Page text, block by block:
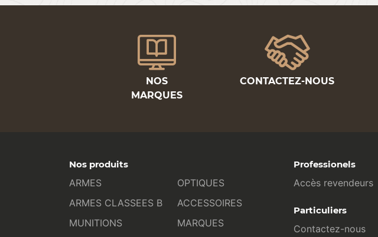
NOS
MARQUES
CONTACTEZ-NOUS
Nos produits
ARMES
ARMES CLASSEES B
MUNITIONS
OPTIQUES
ACCESSOIRES
MARQUES
Professionels
Accès revendeurs
Particuliers
Contactez-nous